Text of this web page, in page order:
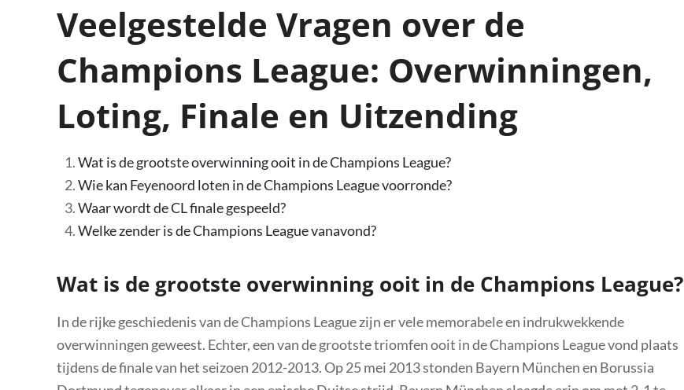
Veelgestelde Vragen over de
Champions League: Overwinningen,
Loting, Finale en Uitzending
Wat is de grootste overwinning ooit in de Champions League?
Wie kan Feyenoord loten in de Champions League voorronde?
Waar wordt de CL finale gespeeld?
Welke zender is de Champions League vanavond?
Wat is de grootste overwinning ooit in de Champions League?
In de rijke geschiedenis van de Champions League zijn er vele memorabele en indrukwekkende
overwinningen geweest. Echter, een van de grootste triomfen ooit in de Champions League vond plaats
tijdens de finale van het seizoen 2012-2013. Op 25 mei 2013 stonden Bayern München en Borussia